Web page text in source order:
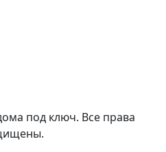
под ключ. Все права